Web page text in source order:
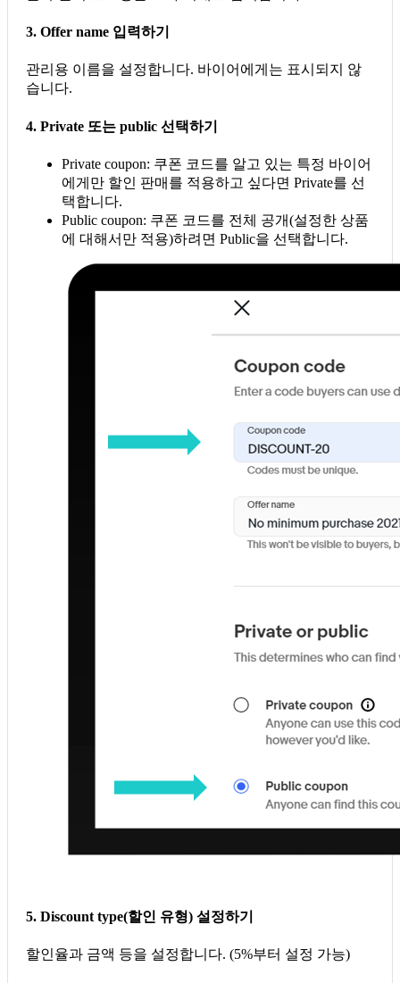
3. Offer name 입력하기
관리용 이름을 설정합니다. 바이어에게는 표시되지 않
습니다.
4. Private 또는 public 선택하기
Private coupon: 쿠폰 코드를 알고 있는 특정 바이어
에게만 할인 판매를 적용하고 싶다면 Private를 선
택합니다.
Public coupon: 쿠폰 코드를 전체 공개(설정한 상품
에 대해서만 적용)하려면 Public을 선택합니다.
5. Discount type(할인 유형) 설정하기
할인율과 금액 등을 설정합니다. (5%부터 설정 가능)